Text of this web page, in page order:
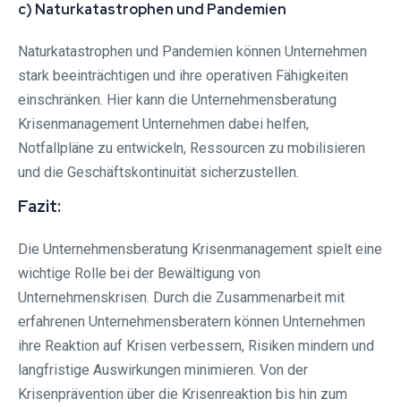
c) Naturkatastrophen und Pandemien
Naturkatastrophen und Pandemien können Unternehmen
stark beeinträchtigen und ihre operativen Fähigkeiten
einschränken. Hier kann die Unternehmensberatung
Krisenmanagement Unternehmen dabei helfen,
Notfallpläne zu entwickeln, Ressourcen zu mobilisieren
und die Geschäftskontinuität sicherzustellen.
Fazit:
Die Unternehmensberatung Krisenmanagement spielt eine
wichtige Rolle bei der Bewältigung von
Unternehmenskrisen. Durch die Zusammenarbeit mit
erfahrenen Unternehmensberatern können Unternehmen
ihre Reaktion auf Krisen verbessern, Risiken mindern und
langfristige Auswirkungen minimieren. Von der
Krisenprävention über die Krisenreaktion bis hin zum